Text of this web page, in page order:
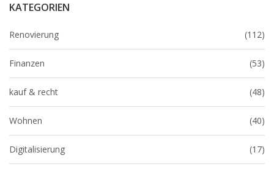
KATEGORIEN
Renovierung (112)
Finanzen (53)
kauf & recht (48)
Wohnen (40)
Digitalisierung (17)